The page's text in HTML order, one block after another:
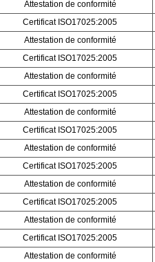
Attestation de conformité
Certificat ISO17025:2005
Attestation de conformité
Certificat ISO17025:2005
Attestation de conformité
Certificat ISO17025:2005
Attestation de conformité
Certificat ISO17025:2005
Attestation de conformité
Certificat ISO17025:2005
Attestation de conformité
Certificat ISO17025:2005
Attestation de conformité
Certificat ISO17025:2005
Attestation de conformité